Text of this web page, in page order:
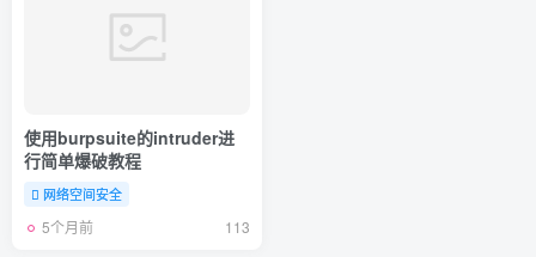
使用burpsuite的intruder进
行简单爆破教程
网络空间安全
5个月前 113